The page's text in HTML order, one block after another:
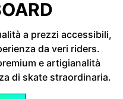
a prezzi accessibili,
da veri riders.
e artigianalità
di skate straordinaria.